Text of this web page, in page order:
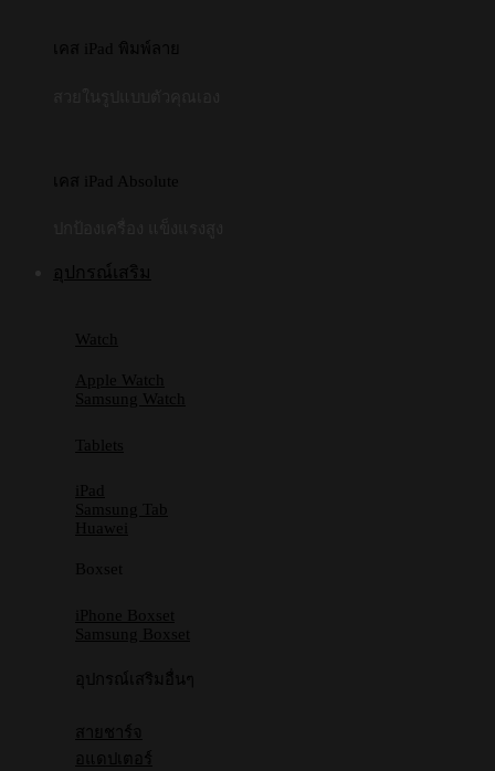
เคส iPad พิมพ์ลาย
เคส iPad Absolute
อุปกรณ์เสริม
Watch
Apple Watch
Samsung Watch
Tablets
iPad
Samsung Tab
Huawei
Boxset
iPhone Boxset
Samsung Boxset
อุปกรณ์เสริมอื่นๆ
สายชาร์จ
อแดปเตอร์